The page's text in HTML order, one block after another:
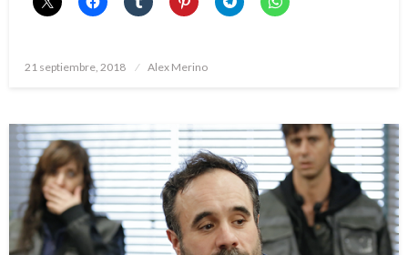
Publicado
21 septiembre, 2018 Alex Merino